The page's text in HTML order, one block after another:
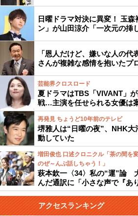
日曜ドラマ対決に異変！ 玉
ン」が山田涼介「一次元の挿
「恩人だけど、嫌いな人の
さんが複雑な感情を抱いたプ
芸能界クロスロード
夏ドラマはTBS「VIVANT」
戦…主演を任せられる女優は
再発見 ちょうど10年前のテレビ
堺雅人は“日曜の夜”、NHK
動していた
増田俊也 口述クロニクル「茶の間を
のぜ～んぶ話しちゃう！」
萩本欽一〈34〉私の“運”論
んだ通訳に「小さな声で『あ
アクセスランキング